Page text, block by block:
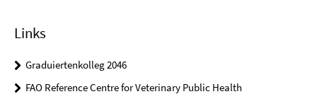
Links
Graduiertenkolleg 2046
FAO Reference Centre for Veterinary Public Health